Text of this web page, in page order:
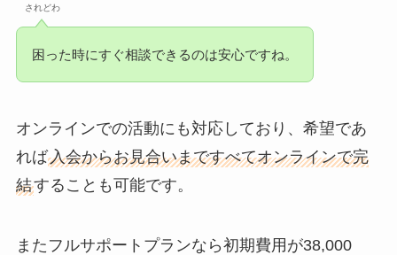
されどわ
困った時にすぐ相談できるのは安心ですね。
オンラインでの活動にも対応しており、希望であ
れば入会からお見合いまですべてオンラインで完
結することも可能です。
またフルサポートプランなら初期費用が38,000